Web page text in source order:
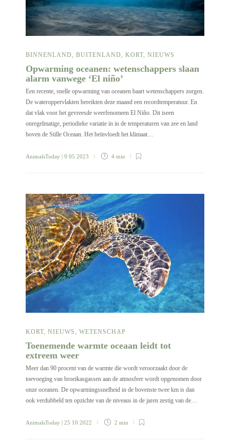
BINNENLAND, BUITENLAND, KORT, NIEUWS
Opwarming oceanen: wetenschappers slaan
alarm vanwege ‘El niño’
Een recente, snelle opwarming van oceanen baart wetenschappers zorgen.
De wateroppervlakten bereikten deze maand een recordtemperatuur. En
dat vlak voor het gevreesde weerfenomeen El Niño. Dit iseen
onregelmatige, periodieke variatie in in de temperaturen van zee en land
boven de Stille Oceaan. Het beïnvloedt het klimaat…
AnimalsToday | 9 05 2023 4 min
KORT, NIEUWS, WETENSCHAP
Toenemende warmte oceaan leidt tot
extreem weer
Meer dan 90 procent van de warmte die wordt veroorzaakt door de
toevoeging van broeikasgassen aan de atmosfeer wordt opgenomen door
onze oceanen. De opwarmingssnelheid in de bovenste twee km is dan
ook verdubbeld ten opzichte van de niveaus in de jaren zestig van de…
AnimalsToday | 25 10 2022 2 min